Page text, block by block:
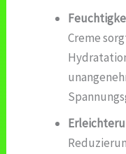
Creme